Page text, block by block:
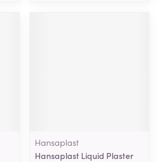
Hansaplast
Hansaplast Liquid Plaster